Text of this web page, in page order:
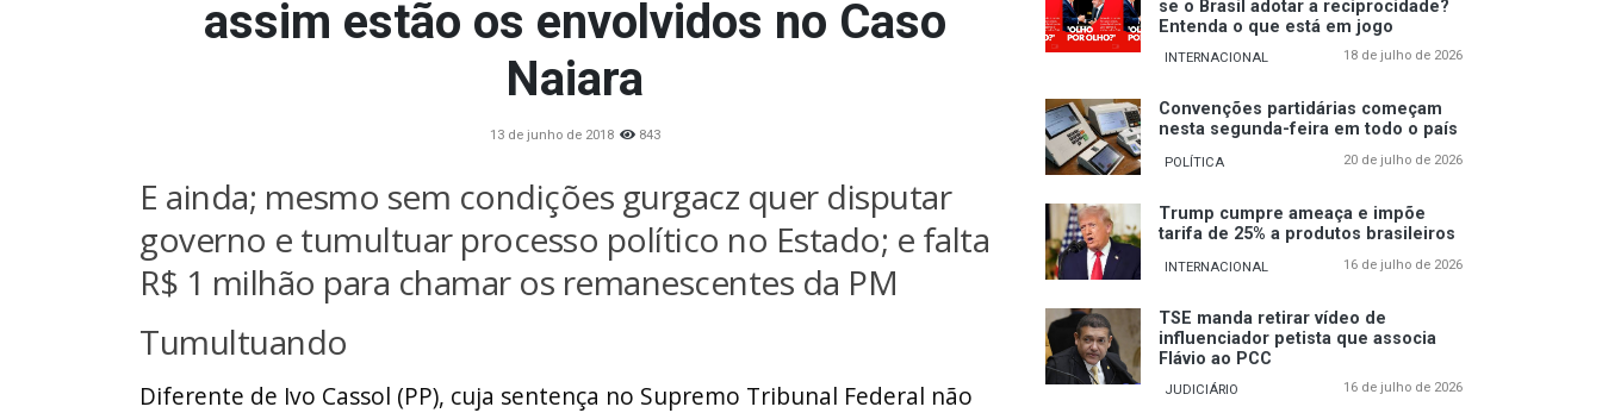
assim estão os envolvidos no Caso
Naiara
13 de junho de 2018 843
E ainda; mesmo sem condições gurgacz quer disputar
governo e tumultuar processo político no Estado; e falta
R$ 1 milhão para chamar os remanescentes da PM
Tumultuando
Diferente de Ivo Cassol (PP), cuja sentença no Supremo Tribunal Federal não
se o Brasil adotar a reciprocidade?
Entenda o que está em jogo
INTERNACIONAL 18 de julho de 2026
Convenções partidárias começam
nesta segunda-feira em todo o país
POLÍTICA 20 de julho de 2026
Trump cumpre ameaça e impõe
tarifa de 25% a produtos brasileiros
INTERNACIONAL 16 de julho de 2026
TSE manda retirar vídeo de
influenciador petista que associa
Flávio ao PCC
JUDICIÁRIO 16 de julho de 2026